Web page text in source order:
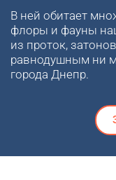
В ней обитает
флоры и фауны
из проток,
равнодушным ни
города Днепр.